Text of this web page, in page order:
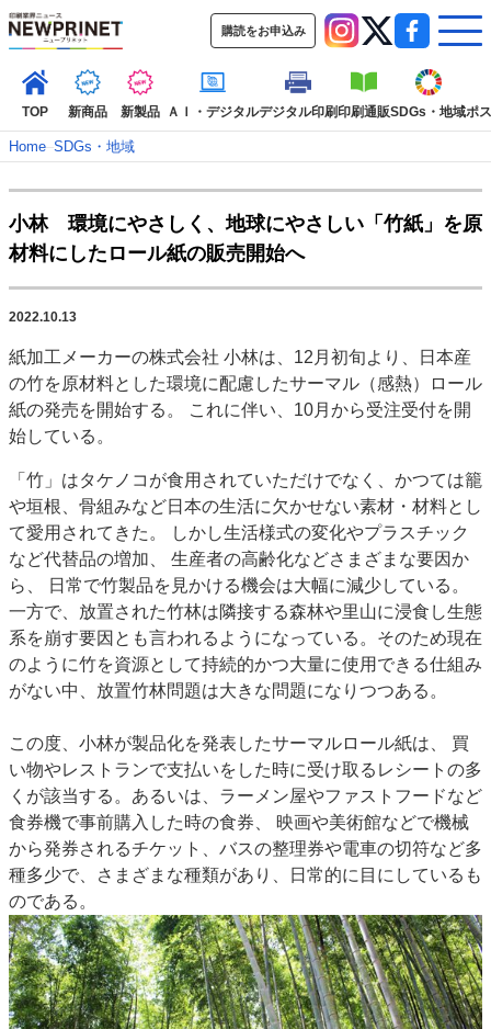
購読をお申込み
TOP 新商品 新製品 ＡＩ・デジタルデジタル印刷印刷通販SDGs・地域ポ
TOP
新着記事 特集記事
動画コンテンツ
インタビュー
コレクション
SDGs・地域
ポストプレス ビジネス イベント 信用情報
市場・統計
人事・移転・異動・訃報
特集記事カテゴリー一覧
2022 見える化・MIS特集
特集・デジタル印刷 アイデアで勝負！ ～多様なビジネス・多彩な商材～
JAPAN PACK 2023 特集
中古印刷機・製本機特集
特集・デジタル印刷 ～ 新成長軌道を描く
案内
発刊案内
JFPI印刷用語集 印刷機材年鑑
運営
会社案内
購読・購入申し込み
サイトポリシー
お問い合わせ
Home–SDGs・地域
小林 環境にやさしく、地球にやさしい「竹紙」を原
材料にしたロール紙の販売開始へ
2022.10.13
紙加工メーカーの株式会社 小林は、12月初旬より、日本産
の竹を原材料とした環境に配慮したサーマル（感熱）ロール
紙の発売を開始する。 これに伴い、10月から受注受付を開
始している。
「竹」はタケノコが食用されていただけでなく、かつては籠
や垣根、骨組みなど日本の生活に欠かせない素材・材料とし
て愛用されてきた。 しかし生活様式の変化やプラスチック
など代替品の増加、 生産者の高齢化などさまざまな要因か
ら、 日常で竹製品を見かける機会は大幅に減少している。
一方で、放置された竹林は隣接する森林や里山に浸食し生態
系を崩す要因とも言われるようになっている。そのため現在
のように竹を資源として持続的かつ大量に使用できる仕組み
がない中、放置竹林問題は大きな問題になりつつある。
この度、小林が製品化を発表したサーマルロール紙は、 買
い物やレストランで支払いをした時に受け取るレシートの多
くが該当する。あるいは、ラーメン屋やファストフードなど
食券機で事前購入した時の食券、 映画や美術館などで機械
から発券されるチケット、バスの整理券や電車の切符など多
種多少で、さまざまな種類があり、日常的に目にしているも
のである。